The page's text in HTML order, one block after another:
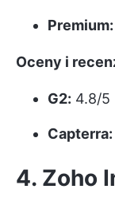
Premium:
Oceny i
G2: 4.8/5
Capterra:
4. Zoho